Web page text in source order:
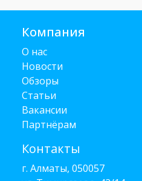
Компания
О нас
Новости
Обзоры
Статьи
Вакансии
Партнёрам
Контакты
г. Алматы, 050057